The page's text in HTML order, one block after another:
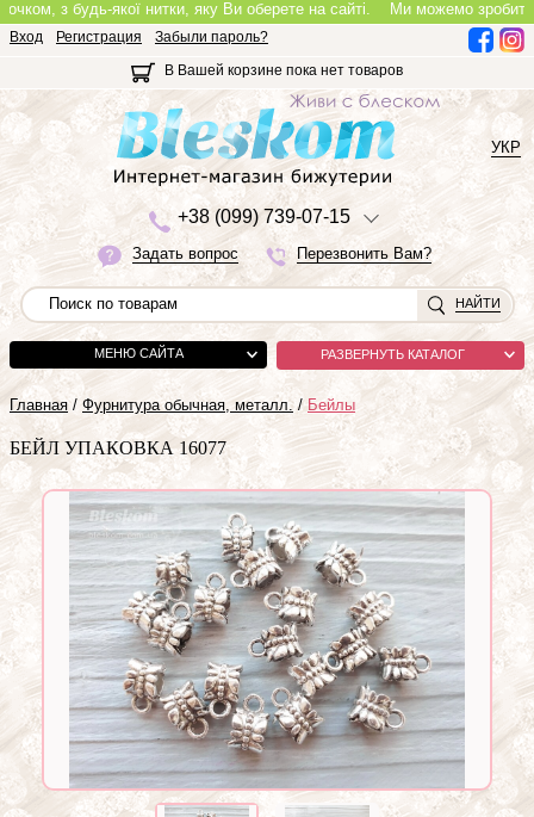
з будь-якої нитки, яку Ви оберете на сайті.Ми можемо зробити
Вход Регистрация
Забыли пароль?
В Вашей корзине пока нет товаров
+38 (099) 739-07-15
Задать вопрос Перезвонить Вам?
УКР
НАЙТИ
МЕНЮ САЙТА РАЗВЕРНУТЬ КАТАЛОГ
Главная / Фурнитура обычная, металл. / Бейлы
БЕЙЛ УПАКОВКА 16077